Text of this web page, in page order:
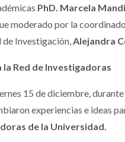
PhD. Marcela
moderado por la
Investigación,Alejandra
la Red de Investigadoras
15 de diciembre,
experiencias e ideas
de la Universidad.